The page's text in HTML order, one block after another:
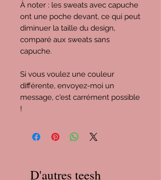
À noter : les sweats avec capuche
ont une poche devant, ce qui peut
diminuer la taille du design,
comparé aux sweats sans
capuche.
Si vous voulez une couleur
différente, envoyez-moi un
message, c'est carrément possible
!
D'autres teesh